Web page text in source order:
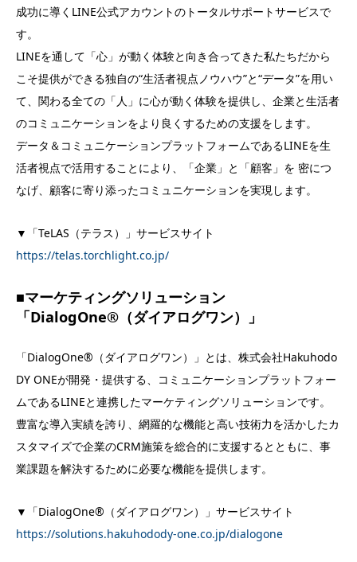
成功に導くLINE公式アカウントのトータルサポートサービスで
す。
LINEを通して「心」が動く体験と向き合ってきた私たちだから
こそ提供ができる独自の“生活者視点ノウハウ”と“データ”を用い
て、関わる全ての「人」に心が動く体験を提供し、企業と生活者
のコミュニケーションをより良くするための支援をします。
データ＆コミュニケーションプラットフォームであるLINEを生
活者視点で活用することにより、「企業」と「顧客」を 密につ
なげ、顧客に寄り添ったコミュニケーションを実現します。
▼「TeLAS（テラス）」サービスサイト
https://telas.torchlight.co.jp/
■マーケティングソリューション
「DialogOne®（ダイアログワン）」
「DialogOne®（ダイアログワン）」とは、株式会社Hakuhodo
DY ONEが開発・提供する、コミュニケーションプラットフォー
ムであるLINEと連携したマーケティングソリューションです。
豊富な導入実績を誇り、網羅的な機能と高い技術力を活かしたカ
スタマイズで企業のCRM施策を総合的に支援するとともに、事
業課題を解決するために必要な機能を提供します。
▼「DialogOne®（ダイアログワン）」サービスサイト
https://solutions.hakuhodody-one.co.jp/dialogone